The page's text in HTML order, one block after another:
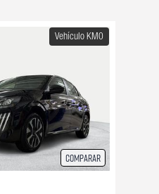
Comparar
Vehículo KM0